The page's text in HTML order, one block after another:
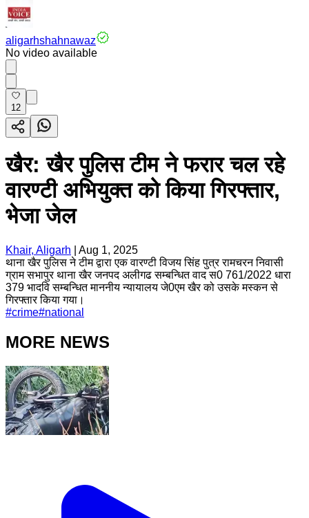
aligarhshahnawaz
No video available
12
खैर: खैर पुलिस टीम ने फरार चल रहे
वारण्टी अभियुक्त को किया गिरफ्तार,
भेजा जेल
Khair, Aligarh
Aug 1, 2025
थाना खैर पुलिस ने टीम द्वारा एक वारण्टी विजय सिंह पुत्र रामचरन निवासी
ग्राम सभापुर थाना खैर जनपद अलीगढ सम्बन्धित वाद स0 761/2022 धारा
379 भादवि सम्बन्धित माननीय न्यायालय जे0एम खैर को उसके मस्कन से
गिरफ्तार किया गया।
#crime#national
MORE NEWS